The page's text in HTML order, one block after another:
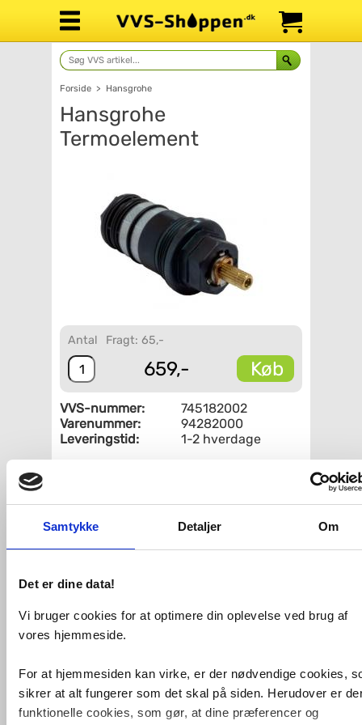
Samtykke Detaljer Om
Det er dine data!
Vi bruger cookies for at optimere din oplevelse ved brug af
vores hjemmeside.
For at hjemmesiden kan virke, er der nødvendige cookies,
sikrer at alt fungerer som det skal på siden. Herudover er
funktionelle cookies, som gør, at dine præferencer og
Forside > Hansgrohe
Hansgrohe
Termoelement
Antal Fragt: 65,-
659,- Køb
VVS-nummer:
745182002
Varenummer:
94282000
Leveringstid:
1-2 hverdage
Hansgrohe Termoelement til Ecostat
1001, 1001 SL, 2001 (ny model) og 5001
(ny model) samt til
nyere brusepaneler
VVS-Shoppen.dk ApS Søren Nymarks Vej 158270 Højbjerg
Tlf.: 87 37 40 30